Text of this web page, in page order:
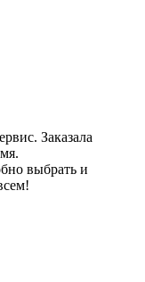
Заказала
выбрать и